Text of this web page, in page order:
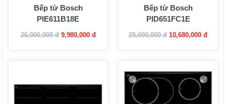
Bếp từ Bosch
PIE611B18E
26,000,000 đ 9,980,000 đ
Bếp từ Bosch
PID651FC1E
25,000,000 đ 10,680,000 đ